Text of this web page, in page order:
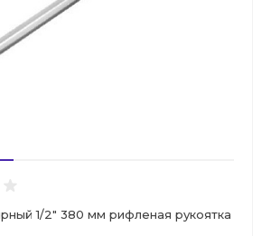
1/2" 380 мм рифленая рукоятка